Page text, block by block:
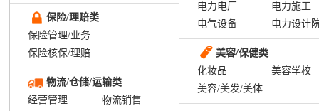
保险/理赔类
保险管理/业务
保险核保/理赔
物流/仓储/运输类
经营管理
物流销售
电力电厂
电力施工
电气设备
电力设计
美容/保健类
化妆品
美容学校
美容/美发/美体